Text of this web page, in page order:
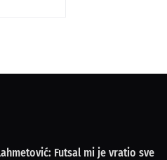
Futsal mi je vratio sve